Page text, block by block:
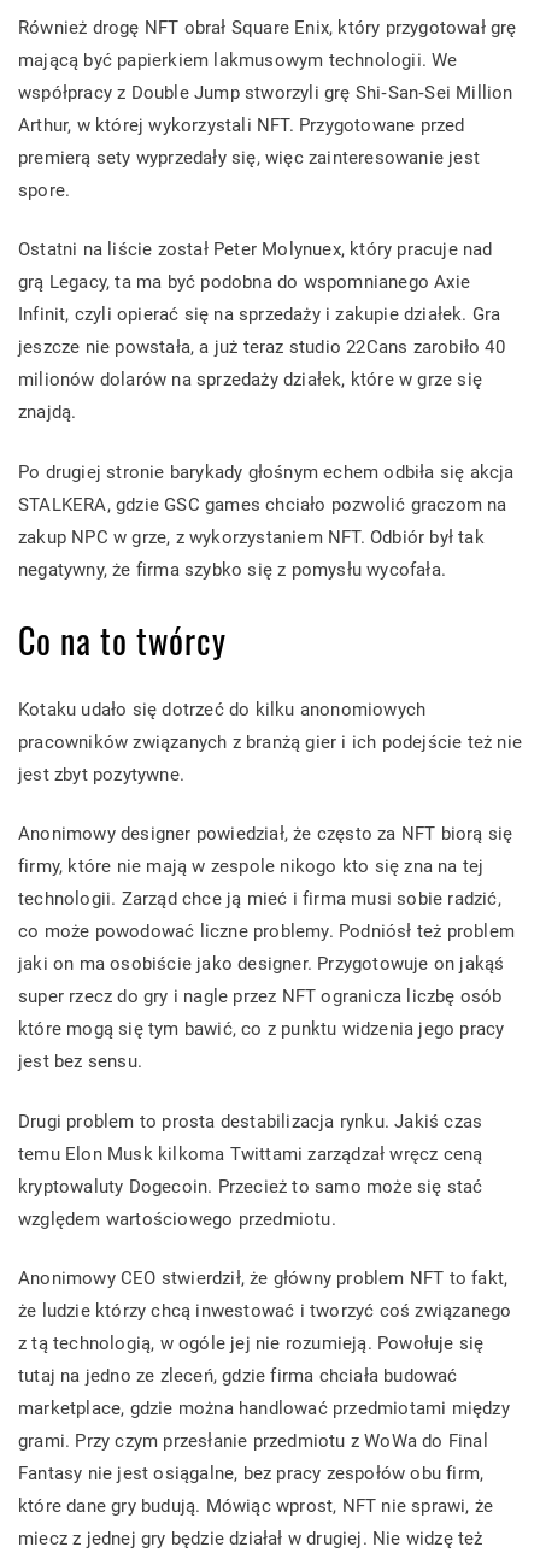
Również drogę NFT obrał Square Enix, który przygotował grę
mającą być papierkiem lakmusowym technologii. We
współpracy z Double Jump stworzyli grę Shi‐San‐Sei Million
Arthur, w której wykorzystali NFT. Przygotowane przed
premierą sety wyprzedały się, więc zainteresowanie jest
spore.
Ostatni na liście został Peter Molynuex, który pracuje nad
grą Legacy, ta ma być podobna do wspomnianego Axie
Infinit, czyli opierać się na sprzedaży i zakupie działek. Gra
jeszcze nie powstała, a już teraz studio 22Cans zarobiło 40
milionów dolarów na sprzedaży działek, które w grze się
znajdą.
Po drugiej stronie barykady głośnym echem odbiła się akcja
STALKERA, gdzie GSC games chciało pozwolić graczom na
zakup NPC w grze, z wykorzystaniem NFT. Odbiór był tak
negatywny, że firma szybko się z pomysłu wycofała.
Co na to twórcy
Kotaku udało się dotrzeć do kilku anonomiowych
pracowników związanych z branżą gier i ich podejście też nie
jest zbyt pozytywne.
Anonimowy designer powiedział, że często za NFT biorą się
firmy, które nie mają w zespole nikogo kto się zna na tej
technologii. Zarząd chce ją mieć i firma musi sobie radzić,
co może powodować liczne problemy. Podniósł też problem
jaki on ma osobiście jako designer. Przygotowuje on jakąś
super rzecz do gry i nagle przez NFT ogranicza liczbę osób
które mogą się tym bawić, co z punktu widzenia jego pracy
jest bez sensu.
Drugi problem to prosta destabilizacja rynku. Jakiś czas
temu Elon Musk kilkoma Twittami zarządzał wręcz ceną
kryptowaluty Dogecoin. Przecież to samo może się stać
względem wartościowego przedmiotu.
Anonimowy CEO stwierdził, że główny problem NFT to fakt,
że ludzie którzy chcą inwestować i tworzyć coś związanego
z tą technologią, w ogóle jej nie rozumieją. Powołuje się
tutaj na jedno ze zleceń, gdzie firma chciała budować
marketplace, gdzie można handlować przedmiotami między
grami. Przy czym przesłanie przedmiotu z WoWa do Final
Fantasy nie jest osiągalne, bez pracy zespołów obu firm,
które dane gry budują. Mówiąc wprost, NFT nie sprawi, że
miecz z jednej gry będzie działał w drugiej. Nie widzę też